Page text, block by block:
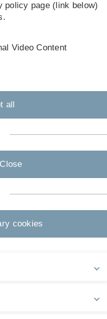
sich
es auch die
die Teilnehmenden
policy page (link below)
Video Content
all
cookies